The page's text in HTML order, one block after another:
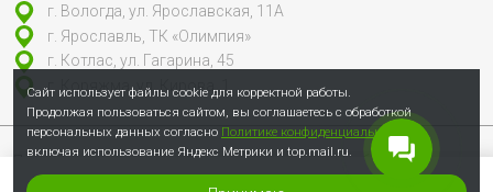
Сайт использует файлы cookie для корректной работы.
Продолжая пользоваться сайтом, вы соглашаетесь с обработкой
персональных данных согласно Политике конфиденциальности
включая использование Яндекс Метрики и top.mail.ru.
г. Вологда, ул. Ярославская, 11А
г. Ярославль, ТК «Олимпия»
г. Котлас, ул. Гагарина, 45
г. Коряжма, ул. Кирова, 1
Продолжая пользоваться сайтом, вы соглашаетесь с обработкой
персональных данных согласноПолитике конфиденциальности
, включая